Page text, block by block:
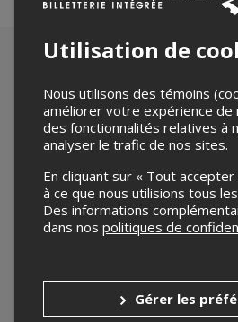
Utilisation de
Nous utilisons des témoins
améliorer votre expérience de
des fonctionnalités relatives à
analyser le trafic de nos sites.
En cliquant sur « Tout
à ce que nous utilisions tous
Des informations
dans nos politiques de
Gérer les